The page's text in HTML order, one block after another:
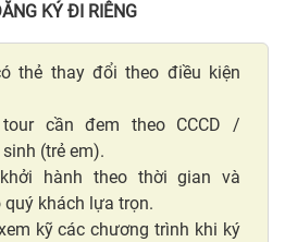
KÝ ĐI RIÊNG
thẻ thay đổi theo điều kiện
cần đem theo CCCD /
(trẻ em).
hành theo thời gian và
khách lựa trọn.
kỹ các chương trình khi ký